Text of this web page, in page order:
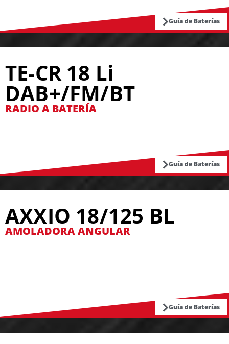
Guía de Baterías
TE-CR 18 Li
DAB+/FM/BT
RADIO A BATERÍA
Guía de Baterías
AXXIO 18/125 BL
AMOLADORA ANGULAR
Guía de Baterías